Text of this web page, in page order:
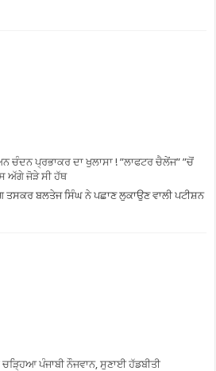
ਚੰਦਨ ਪ੍ਰਭਾਕਰ ਦਾ ਖੁਲਾਸਾ ! ”ਲਾਫਟਰ ਚੈਲੇਂਜ” ”ਚੋਂ
ਅੱਗੇ ਜੋੜੇ ਸੀ ਹੱਥ
ਤਸਕਰ ਬਲਤੇਜ ਸਿੰਘ ਨੇ ਪਛਾਣ ਲੁਕਾਉਣ ਵਾਲੀ ਪਟੀਸ਼ਨ
ਪੰਜਾਬੀ ਨੌਜਵਾਨ, ਸੁਣਾਈ ਹੱਡਬੀਤੀ